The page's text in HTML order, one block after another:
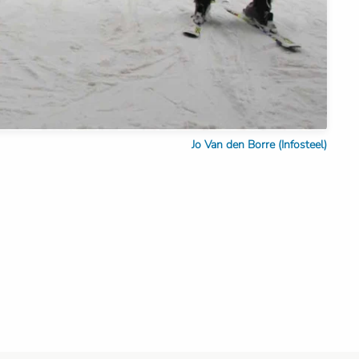
Jo Van den Borre (Infosteel)